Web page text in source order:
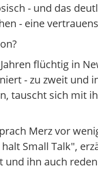
- und das
- eine
flüchtig in
- zu zweit und
tauscht sich mit
Merz vor
Small Talk",
und ihn auch